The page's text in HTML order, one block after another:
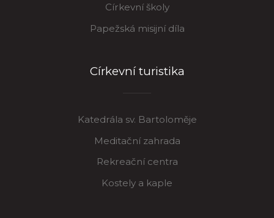
Církevní školy
Papežská misijní díla
Církevní turistika
Katedrála sv. Bartoloměje
Meditační zahrada
Rekreační centra
Kostely a kaple